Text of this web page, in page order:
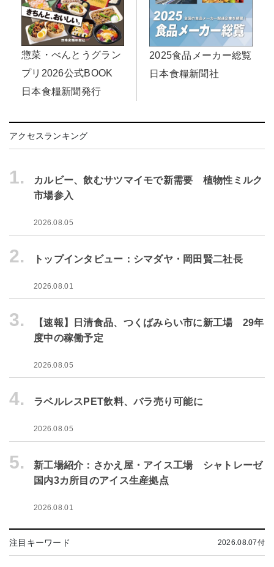
惣菜・べんとうグラン
プリ2026公式BOOK
日本食糧新聞発行
2025食品メーカー総覧
日本食糧新聞社
アクセスランキング
1.
カルビー、飲むサツマイモで新需要 植物性ミルク
市場参入
2026.08.05
2. トップインタビュー：シマダヤ・岡田賢二社長
2026.08.01
3.
【速報】日清食品、つくばみらい市に新工場 29年
度中の稼働予定
2026.08.05
4. ラベルレスPET飲料、バラ売り可能に
2026.08.05
5.
新工場紹介：さかえ屋・アイス工場 シャトレーゼ
国内3カ所目のアイス生産拠点
2026.08.01
注目キーワード 2026.08.07付